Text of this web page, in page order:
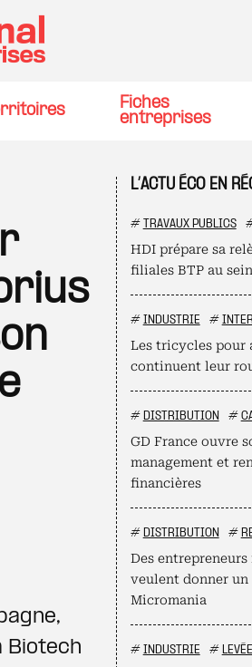
Fiches
entreprises
Biotech
L’ACTU ÉCO EN
# TRAVAUX PUBLICS
HDI prépare sa
filiales BTP au
# INDUSTRIE #
Les tricycles pour
continuent leur
# DISTRIBUTION #
GD France ouvre
management et
financières
# DISTRIBUTION #
Des
veulent donner un
Micromania
# INDUSTRIE #